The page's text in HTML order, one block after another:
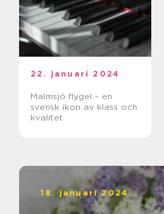
22. januari 2024
Malmsjö flygel – en
svensk ikon av klass och
kvalitet
18. januari 2024